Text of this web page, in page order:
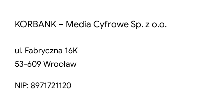
KORBANK – Media Cyfrowe Sp. z o.o.
ul. Fabryczna 16K
53-609 Wrocław
NIP: 8971721120